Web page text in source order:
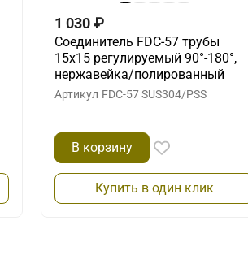
1 030 ₽
Соединитель FDC-57 трубы
15х15 регулируемый 90°-180°,
нержавейка/полированный
Артикул FDC-57 SUS304/PSS
В корзину
Купить в один клик